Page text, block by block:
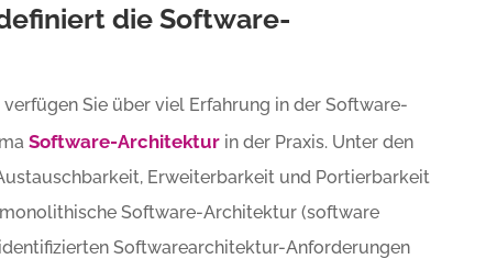
die Software-
verfügen Sie über viel Erfahrung in der Software-
Software-Architektur in der Praxis. Unter den
Erweiterbarkeit und Portierbarkeit
Software-Architektur (software
Softwarearchitektur-Anforderungen